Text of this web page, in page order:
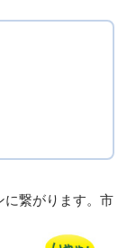
に繋がります。市